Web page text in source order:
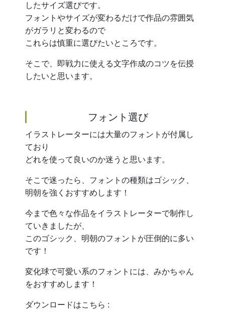
したサイズ選びです。
フォントやサイズが変わるだけで作品の雰囲気
がガラリと変わるので
これらは慎重に選びたいところです。
そこで、即戦力に使える文字作成のコツを伝授
したいと思います。
フォント選び
イラストレーターには大量のフォントが付属し
ており
どれを使って良いのか迷うと思います。
そこで迷ったら、フォントの種類はゴシック、
明朝を強くおすすめします！
今まで色々な作品をイラストレーターで制作し
ていきましたが、
このゴシック、明朝のフォントが圧倒的に多い
です！
変化球で可愛い系のフォントには、みかちゃん
をおすすめします！
ダウンロードはこちら :